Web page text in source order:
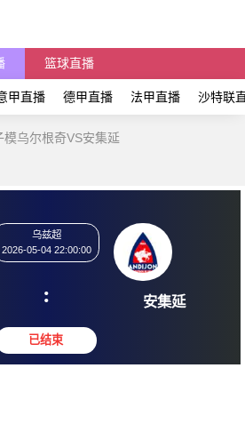
篮球直播
甲直播 德甲直播 法甲直播 沙特联
模乌尔根奇VS安集延
2026-05-04 22:00:00
: 安